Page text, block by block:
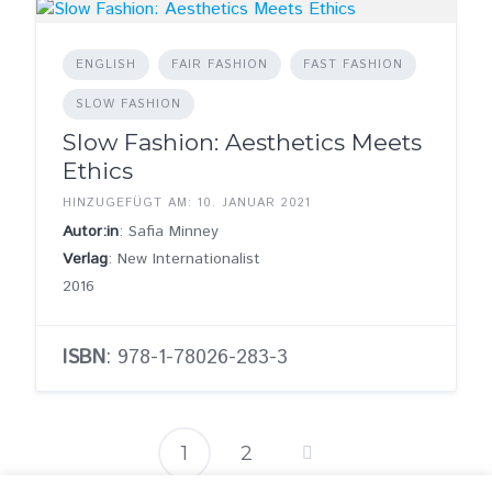
ENGLISH FAIR FASHION FAST FASHION
SLOW FASHION
Slow Fashion: Aesthetics Meets
Ethics
HINZUGEFÜGT AM: 10. JANUAR 2021
Autor:in: Safia Minney
Verlag: New Internationalist
2016
ISBN: 978-1-78026-283-3
1 2